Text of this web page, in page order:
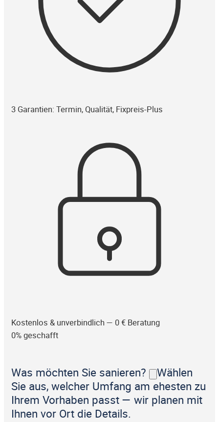
3 Garantien: Termin, Qualität, Fixpreis-Plus
Kostenlos & unverbindlich — 0 € Beratung
0% geschafft
Was möchten Sie sanieren?
Wählen
Sie aus, welcher Umfang am ehesten zu
Ihrem Vorhaben passt — wir planen mit
Ihnen vor Ort die Details.